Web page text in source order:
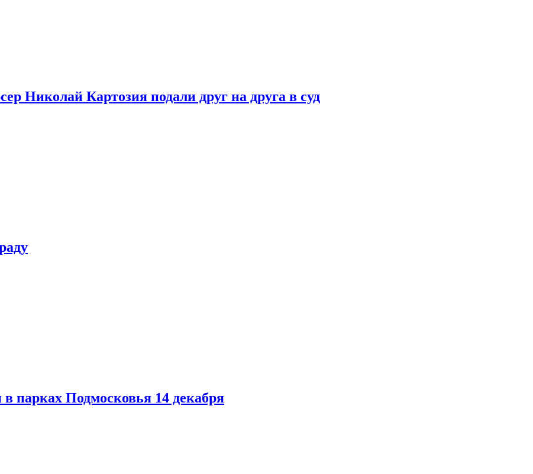
Николай Картозия подали друг на друга в суд
парках Подмосковья 14 декабря